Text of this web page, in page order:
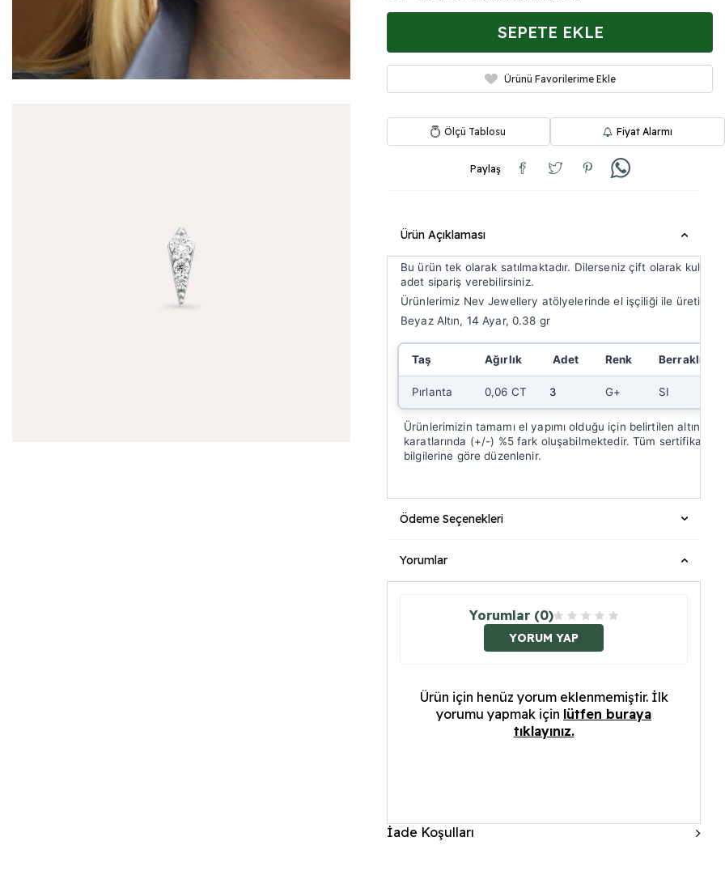
SEPETE EKLE
Ürünü Favorilerime Ekle
Ölçü Tablosu Fiyat Alarmı
Paylaş
Ürün Açıklaması
Bu ürün tek olarak satılmaktadır. Dilerseniz çift olarak
adet sipariş verebilirsiniz.
Ürünlerimiz Nev Jewellery atölyelerinde el işçiliği ile
Beyaz Altın, 14 Ayar, 0.38 gr
Taş Ağırlık Adet Renk Berraklık
Pırlanta 0,06 CT 3 G+ SI
Ürünlerimizin tamamı el yapımı olduğu için belirtilen altın
karatlarında (+/-) %5 fark oluşabilmektedir. Tüm sertifikalar
bilgilerine göre düzenlenir.
Ödeme Seçenekleri
Yorumlar
Yorumlar (0)
YORUM YAP
Ürün için henüz yorum eklenmemiştir. İlk
yorumu yapmak için lütfen buraya
tıklayınız.
İade Koşulları